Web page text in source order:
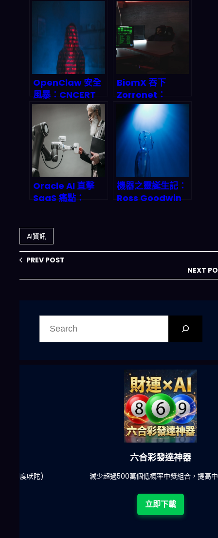
型選擇框架完整剖
析
2026年Agentic
Workflow革命
OpenClaw 安全
風暴：CNCERT
警報揭開 AI
Agent 產業鏈的
致命裂痕
BiomX 吞下
Zorronet：
2026「自動化威
脅偵測＋指揮控
制」要怎麼重寫企
業資安作戰節奏？
Oracle AI 直擊
SaaS 痛點：
淘汰！CEO 親口
放話揭真相
機器之靈誕生記：
Ross Goodwin
AI資訊
PREV POST
NEXT
六合彩發達神器
減少超過500萬個低概率中獎組合，提高中獎率